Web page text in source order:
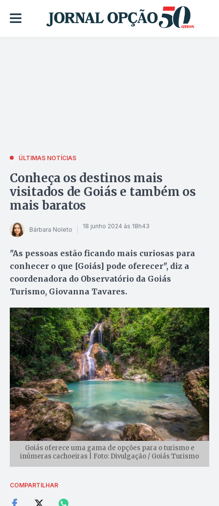
ÚLTIMAS NOTÍCIAS
Conheça os destinos mais
visitados de Goiás e também os
mais baratos
Bárbara Noleto 18 junho 2024 às 18h43
"As pessoas estão ficando mais curiosas para
conhecer o que [Goiás] pode oferecer", diz a
coordenadora do Observatório da Goiás
Turismo, Giovanna Tavares.
Goiás oferece uma gama de opções para o turismo e
inúmeras cachoeiras | Foto: Divulgação / Goiás Turismo
COMPARTILHAR